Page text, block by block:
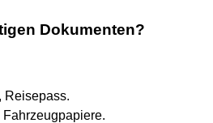
Dokumenten?
Reisepass.